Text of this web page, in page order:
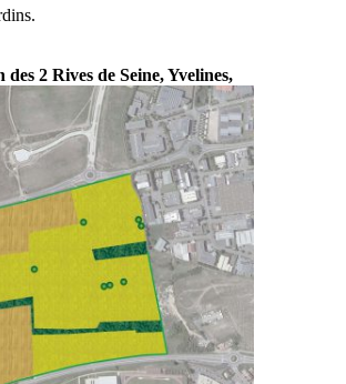
2 Rives de Seine, Yvelines,